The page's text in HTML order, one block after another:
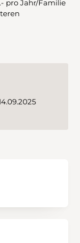
pro Jahr/Familie